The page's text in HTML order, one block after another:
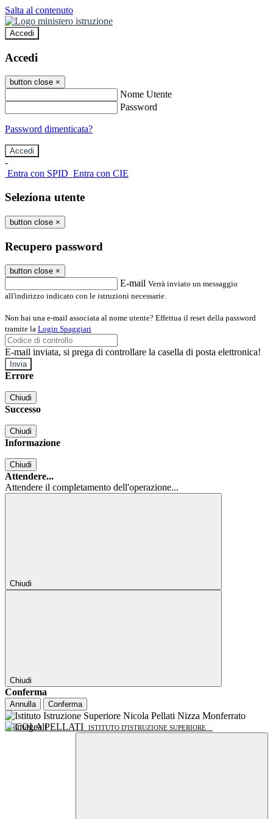
Salta al contenuto
Accedi
Accedi
button close ×
Nome Utente
Password
Password dimenticata?
-
Entra con SPID Entra con CIE
Seleziona utente
button close ×
Recupero password
button close ×
E-mail Verrà inviato un messaggio
all'indirizzo indicato con le istruzioni necessarie.
Non hai una e-mail associata al nome utente? Effettua il reset della password
tramite la Login Spaggiari
E-mail inviata, si prega di controllare la casella di posta elettronica!
Errore
Chiudi
Successo
Chiudi
Informazione
Chiudi
Attendere...
Attendere il completamento dell'operazione...
Chiudi
Chiudi
Conferma
Annulla Conferma
NICOLA PELLATI ISTITUTO D'ISTRUZIONE SUPERIORE